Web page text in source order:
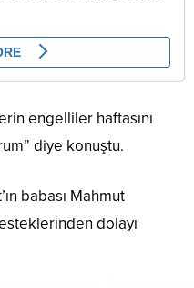
engelliler haftasını
diye konuştu.
babası Mahmut
dolayı